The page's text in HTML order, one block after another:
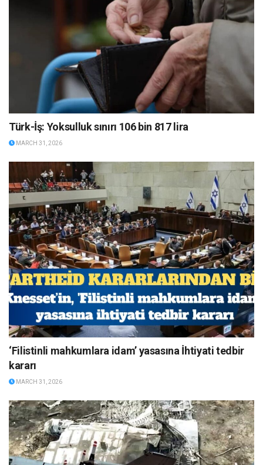
Türk-İş: Yoksulluk sınırı 106 bin 817 lira
MARCH 31, 2026
‘Filistinli mahkumlara idam’ yasasına İhtiyati tedbir
kararı
MARCH 31, 2026